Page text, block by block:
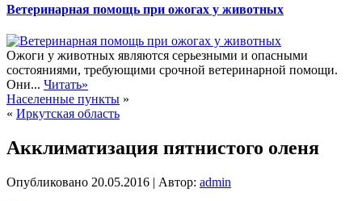
Ветеринарная помощь при ожогах у животных
Ожоги у животных являются серьезными и опасными
состояниями, требующими срочной ветеринарной помощи.
Они... Читать»
Населенные пункты »
« Иркутская область
Акклиматизация пятнистого оленя
Опубликовано 20.05.2016 | Автор: admin